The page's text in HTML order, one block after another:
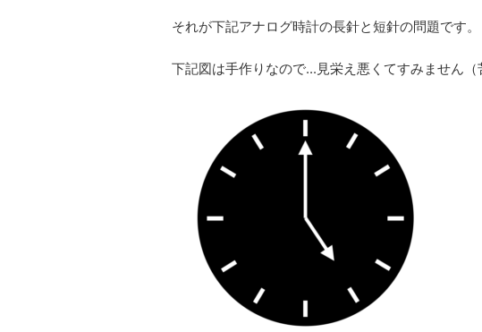
それが下記アナログ時計の長針と短針の問題です。
下記図は手作りなので...見栄え悪くてすみません（